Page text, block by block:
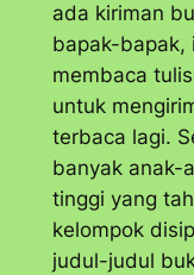
ada kiriman
bapak-bapak,
membaca
untuk
terbaca lagi.
banyak anak-
tinggi yang
kelompok
judul-judul